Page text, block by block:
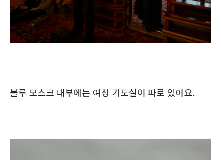
블루 모스크 내부에는 여성 기도실이 따로 있어요.